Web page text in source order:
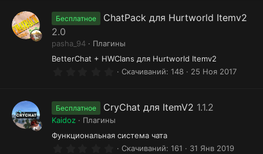
Бесплатное
ChatPack для Hurtworld Itemv2
2.0
pasha_94
Плагины
BetterChat + HWClans для Hurtworld Itemv2
0
з
в
ё
з
д
Скачиваний 148 25 Ноя 2017
Бесплатное CryChat для ItemV2 1.1.2
Kaidoz
Плагины
Функциональная система чата
0 Скачиваний 161 31 Янв 2019